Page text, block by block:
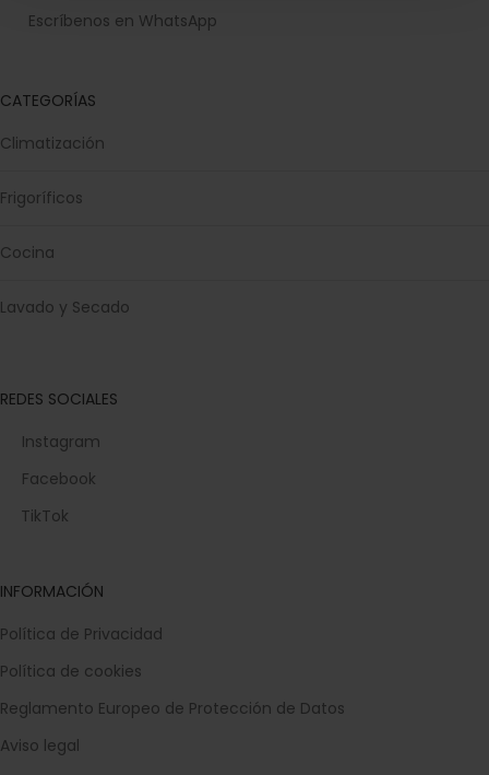
Escríbenos en WhatsApp
CATEGORÍAS
Climatización
Frigoríficos
Cocina
Lavado y Secado
REDES SOCIALES
Instagram
Facebook
TikTok
INFORMACIÓN
Política de Privacidad
Política de cookies
Reglamento Europeo de Protección de Datos
Aviso legal